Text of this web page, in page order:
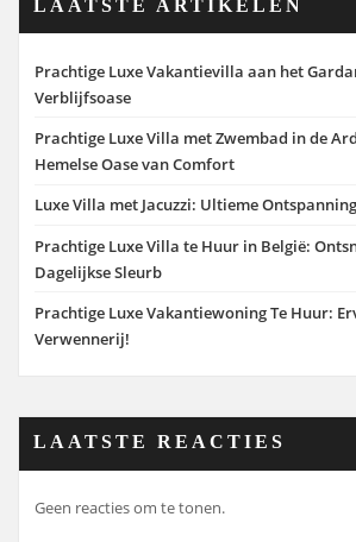
LAATSTE ARTIKELEN
Prachtige Luxe Vakantievilla aan het
Verblijfsoase
Prachtige Luxe Villa met Zwembad in de
Hemelse Oase van Comfort
Luxe Villa met Jacuzzi: Ultieme
Prachtige Luxe Villa te Huur in België:
Dagelijkse Sleurb
Prachtige Luxe Vakantiewoning Te Huur:
Verwennerij!
LAATSTE REACTIES
Geen reacties om te tonen.